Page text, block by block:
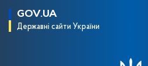
GOV.UA
Державні сайти України